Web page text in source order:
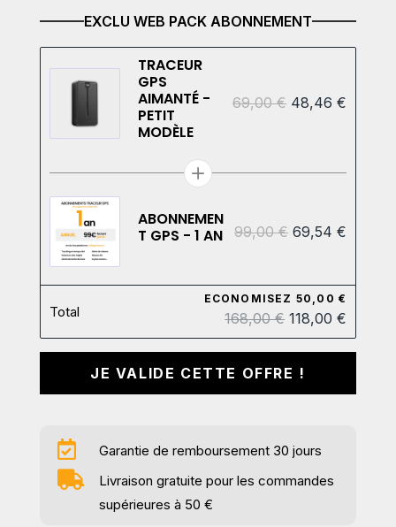
EXCLU WEB PACK ABONNEMENT
TRACEUR
GPS
AIMANTÉ -
PETIT
MODÈLE
69,00 € 48,46 €
ABONNEMEN
T GPS - 1 AN
99,00 € 69,54 €
Total
ECONOMISEZ 50,00 €
168,00 € 118,00 €
JE VALIDE CETTE OFFRE !
 Garantie de remboursement 30 jours

Livraison gratuite pour les commandes
supérieures à 50 €